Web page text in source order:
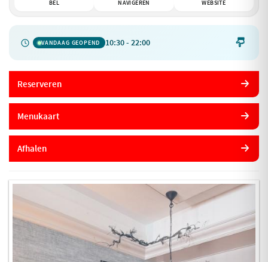
BEL NAVIGEREN WEBSITE
VANDAAG GEOPEND 10:30 - 22:00 
Reserveren
Menukaart
Afhalen